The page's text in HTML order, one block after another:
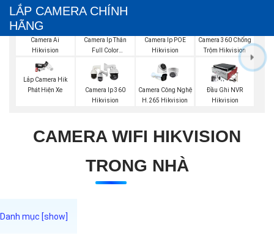
LẮP CAMERA CHÍNH
HÃNG
Camera Ai
Hikvision
Camera Ip Thân
Full Color
Camera Ip POE
Hikvision
Camera 360 Chống
Trộm Hikvision
Lắp Camera Hik
Phát Hiện Xe
Camera Ip 360
Hikvision
Camera Công Nghệ
H.265 Hikvision
Đầu Ghi NVR
Hikvision
CAMERA WIFI HIKVISION
TRONG NHÀ